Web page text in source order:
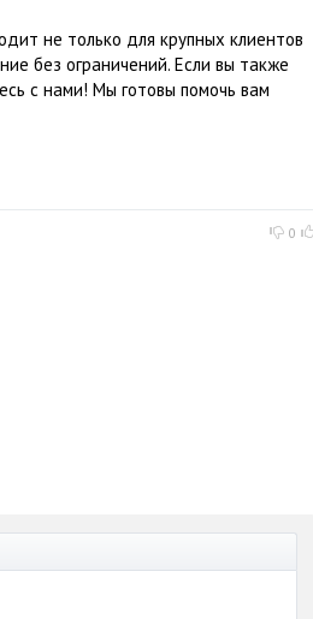
не только для крупных клиентов
без ограничений. Если вы также
с нами! Мы готовы помочь вам
0